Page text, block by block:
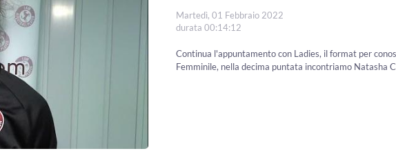
Martedì, 01 Febbraio 2022
durata 00:14:12
Continua l'appuntamento con Ladies, il format per
Femminile, nella decima puntata incontriamo Natasha